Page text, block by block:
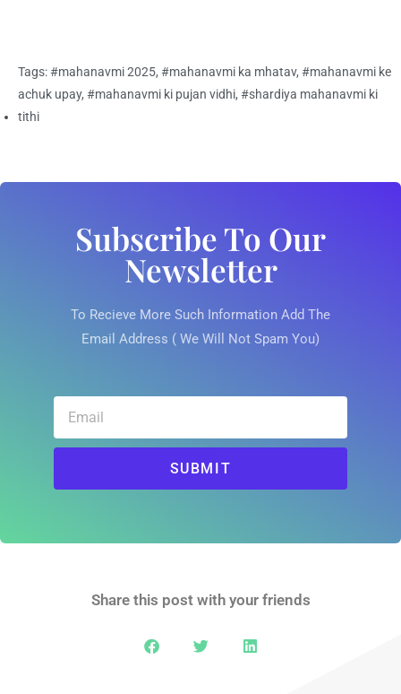
Tags:#mahanavmi 2025, #mahanavmi ka mhatav, #mahanavmi ke
achuk upay, #mahanavmi ki pujan vidhi, #shardiya mahanavmi ki
tithi
Subscribe To Our
Newsletter
To Recieve More Such Information Add The
Email Address ( We Will Not Spam You)
SUBMIT
Share this post with your friends